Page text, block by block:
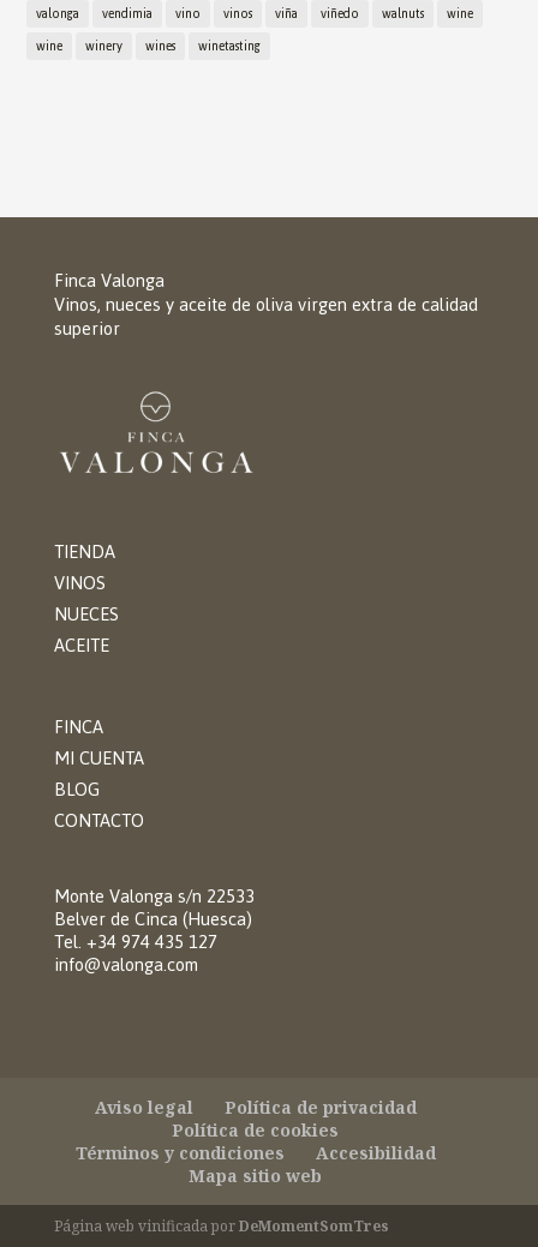
valonga
vendimia vino vinos viña viñedo walnuts
wine
wine
winery wines winetasting
Finca Valonga
Vinos, nueces y aceite de oliva virgen extra de calidad
superior
TIENDA
VINOS
NUECES
ACEITE
FINCA
MI CUENTA
BLOG
CONTACTO
Monte Valonga s/n 22533
Belver de Cinca (Huesca)
Tel. +34 974 435 127
info@valonga.com
Aviso legal
Política de privacidad
Política de cookies
Términos y condiciones
Accesibilidad
Mapa sitio web
Página web vinificada porDeMomentSomTres